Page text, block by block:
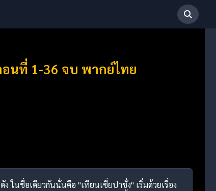
อนที่ 1-36 จบ พากย์ไทย
ในชื่อเดียวกันนั่นคือ "เทียนเซี่ยปาชั่ง" เริ่มด้วยเรื่อง